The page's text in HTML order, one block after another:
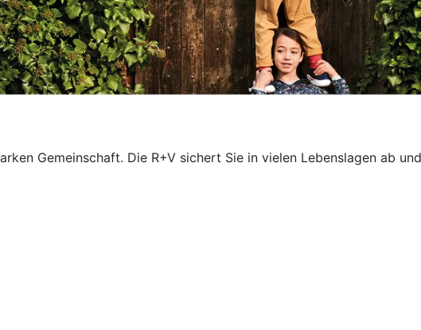
Gemeinschaft. Die R+V sichert Sie in vielen Lebenslagen ab